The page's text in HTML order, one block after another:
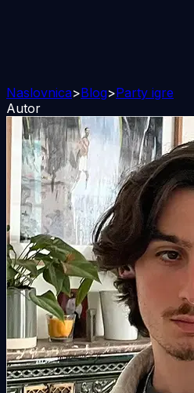
Naslovnica>Blog>Party igre
Autor